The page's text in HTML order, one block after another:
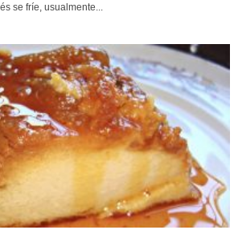
se fríe, usualmente...